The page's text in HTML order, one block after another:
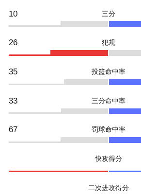
10 三分
26 犯规
35 投篮命中率
33 三分命中率
67 罚球命中率
快攻得分
二次进攻得分